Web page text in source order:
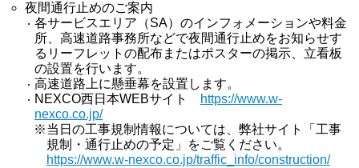
夜間通行止めのご案内
各サービスエリア（SA）のインフォメーションや料金
所、高速道路事務所などで夜間通行止めをお知らせす
るリーフレットの配布またはポスターの掲示、立看板
の設置を行います。
高速道路上に懸垂幕を設置します。
NEXCO西日本WEBサイト
https://www.w-
nexco.co.jp/
※当日の工事規制情報については、弊社サイト「工事
規制・通行止めの予定」をご覧ください。
https://www.w-nexco.co.jp/traffic_info/construction/